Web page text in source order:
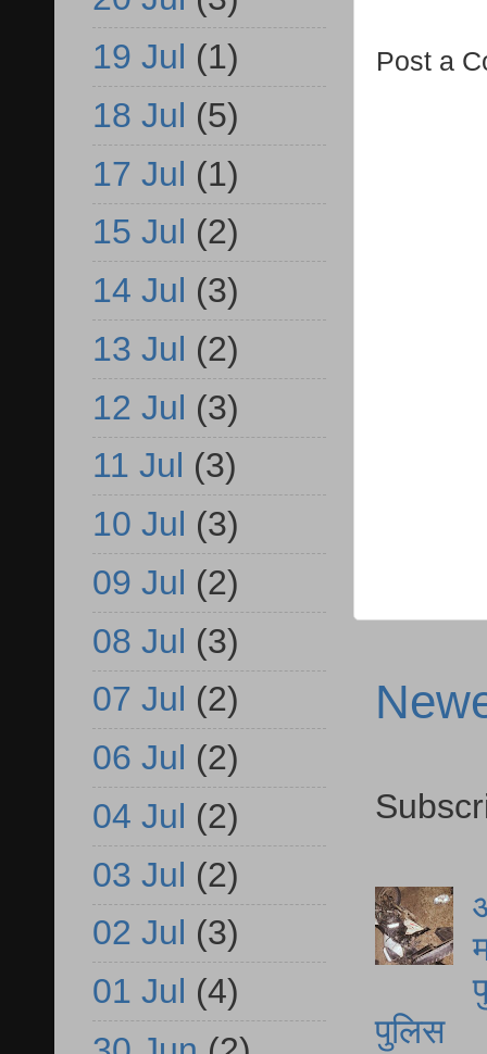
Post a
पुलिस
19 Jul (1)
18 Jul (5)
17 Jul (1)
15 Jul (2)
14 Jul (3)
13 Jul (2)
12 Jul (3)
11 Jul (3)
10 Jul (3)
09 Jul (2)
08 Jul (3)
07 Jul (2)
06 Jul (2)
04 Jul (2)
03 Jul (2)
02 Jul (3)
01 Jul (4)